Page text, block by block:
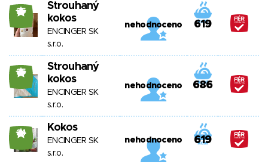
25
Strouhaný
kokos
ENCINGER SK
s.r.o.
nehodnoceno 619
25
Strouhaný
kokos
ENCINGER SK
s.r.o.
nehodnoceno 686
24 Kokos
ENCINGER SK
s.r.o.
nehodnoceno 619